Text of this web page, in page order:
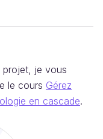
projet, je vous
le cours Gérez
en cascade.